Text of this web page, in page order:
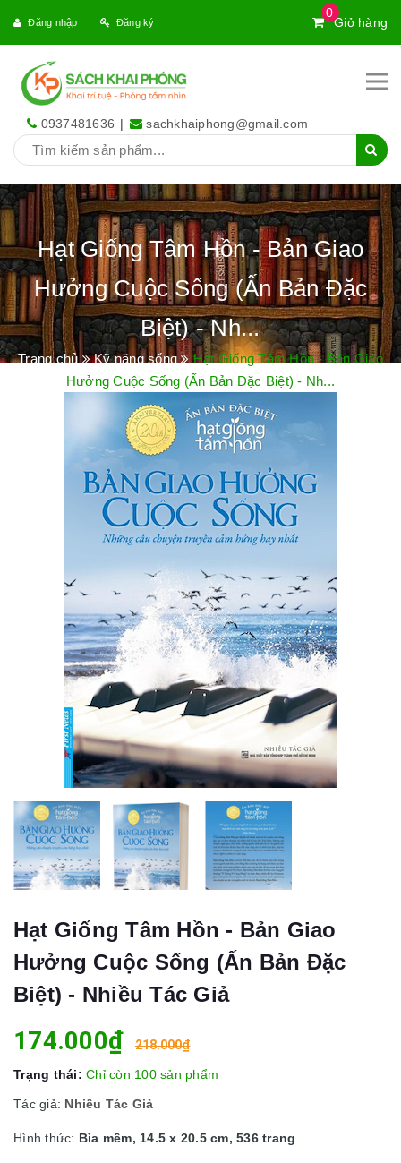
0
Giỏ hàng
Đăng nhập Đăng ký
0937481636 | sachkhaiphong@gmail.com
Hạt Giống Tâm Hồn - Bản Giao
Hưởng Cuộc Sống (Ấn Bản Đặc
Biệt) - Nh...
Trang chủ Kỹ năng sống
Hạt Giống Tâm Hồn - Bản Giao
Hưởng Cuộc Sống (Ấn Bản Đặc Biệt) - Nh...
Hạt Giống Tâm Hồn - Bản Giao
Hưởng Cuộc Sống (Ấn Bản Đặc
Biệt) - Nhiều Tác Giả
174.000₫ 218.000₫
Trạng thái: Chỉ còn 100 sản phẩm
Tác giả: Nhiều Tác Giả
Hình thức: Bìa mềm, 14.5 x 20.5 cm, 536 trang